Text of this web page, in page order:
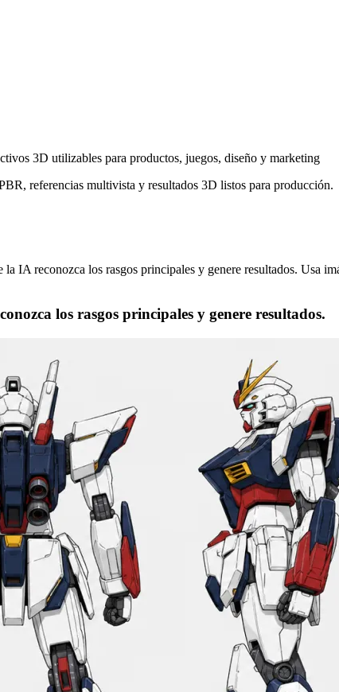
3D utilizables para productos, juegos, diseño y marketing
referencias multivista y resultados 3D listos para producción.
IA reconozca los rasgos principales y genere resultados. Usa
los rasgos principales y genere resultados.